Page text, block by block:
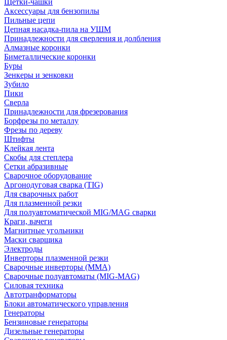
Щетки-чашки
Аксессуары для бензопилы
Пильные цепи
Цепная насадка-пила на УШМ
Принадлежности для сверления и долбления
Алмазные коронки
Биметаллические коронки
Буры
Зенкеры и зенковки
Зубило
Пики
Сверла
Принадлежности для фрезерования
Борфрезы по металлу
Фрезы по дереву
Штифты
Клейкая лента
Скобы для степлера
Сетки абразивные
Сварочное оборудование
Аргонодуговая сварка (TIG)
Для сварочных работ
Для плазменной резки
Для полуавтоматической MIG/MAG сварки
Краги, вачеги
Магнитные угольники
Маски сварщика
Электроды
Инверторы плазменной резки
Сварочные инверторы (MMA)
Сварочные полуавтоматы (MIG-MAG)
Силовая техника
Автотранформаторы
Блоки автоматического управления
Генераторы
Бензиновые генераторы
Дизельные генераторы